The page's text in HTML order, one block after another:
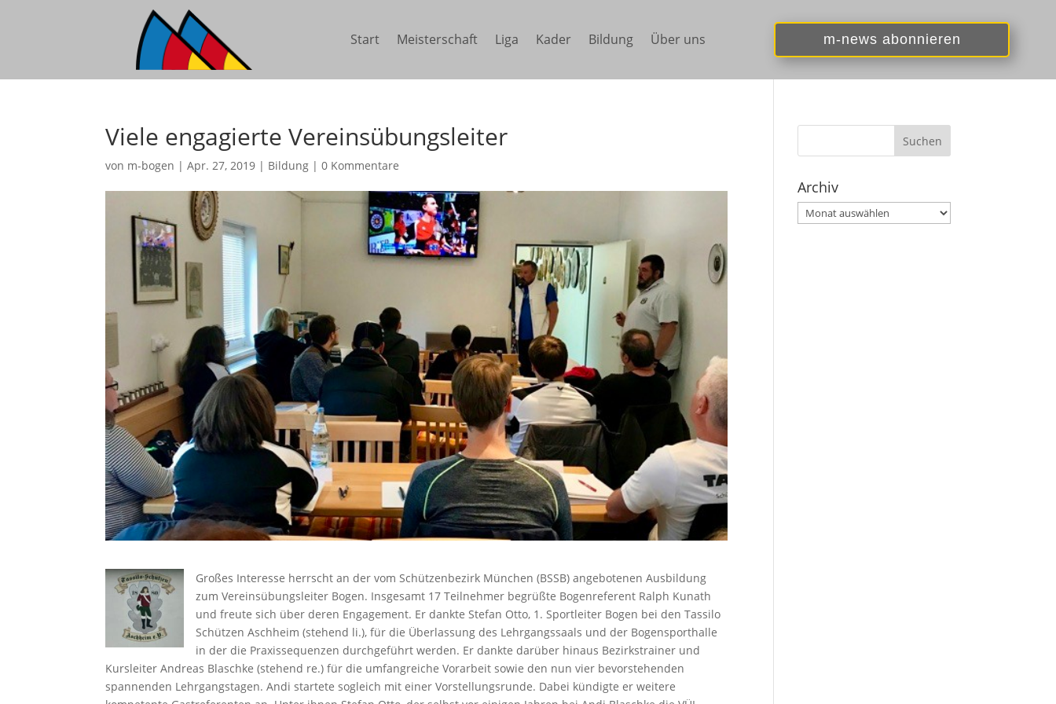
Start Meisterschaft Liga Kader Bildung Über uns m-news abonnieren
Viele engagierte Vereinsübungsleiter
von m-bogen |Apr. 27, 2019 | Bildung |0 Kommentare
Großes Interesse herrscht an der vom Schützenbezirk München (BSSB) angebotenen Ausbildung
zum Vereinsübungsleiter Bogen. Insgesamt 17 Teilnehmer begrüßte Bogenreferent Ralph Kunath
und freute sich über deren Engagement. Er dankte Stefan Otto, 1. Sportleiter Bogen bei den Tassilo
Schützen Aschheim (stehend li.), für die Überlassung des Lehrgangssaals und der Bogensporthalle
in der die Praxissequenzen durchgeführt werden. Er dankte darüber hinaus Bezirkstrainer und
Kursleiter Andreas Blaschke (stehend re.) für die umfangreiche Vorarbeit sowie den nun vier bevorstehenden
spannenden Lehrgangstagen. Andi startete sogleich mit einer Vorstellungsrunde. Dabei kündigte er weitere
Archiv
Archiv